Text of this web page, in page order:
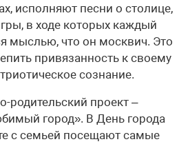
исполняют песни о столице,
в ходе которых каждый
мыслью, что он москвич. Это
привязанность к своему
сознание.
родительский проект –
город». В День города
с семьей посещают самые